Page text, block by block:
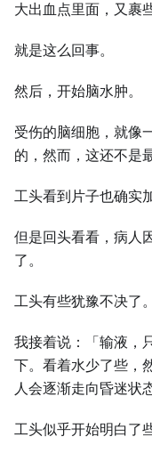
大出血点里面，又裹
就是这么回事。
然后，开始脑水肿。
受伤的脑细胞，就像
的，然而，这还不是
工头看到片子也确实
但是回头看看，病人
了。
工头有些犹豫不决了。
我接着说：「输液，
下。看着水少了些，
人会逐渐走向昏迷状
工头似乎开始明白了